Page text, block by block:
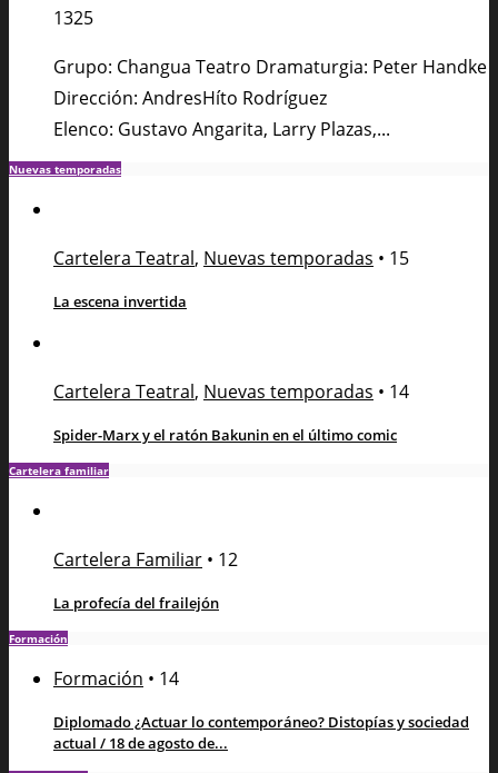
1325
Grupo: Changua Teatro Dramaturgia: Peter Handke
Dirección: AndresHíto Rodríguez
Elenco: Gustavo Angarita, Larry Plazas,...
Nuevas temporadas
Cartelera Teatral, Nuevas temporadas • 15
La escena invertida
Cartelera Teatral, Nuevas temporadas • 14
Spider-Marx y el ratón Bakunin en el último comic
Cartelera familiar
Cartelera Familiar • 12
La profecía del frailejón
Formación
Formación • 14
Diplomado ¿Actuar lo contemporáneo? Distopías y sociedad
actual / 18 de agosto de...